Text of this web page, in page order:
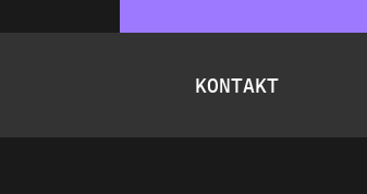
KONTAKT